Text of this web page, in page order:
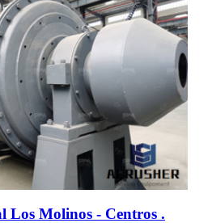
Los Molinos - Centros .